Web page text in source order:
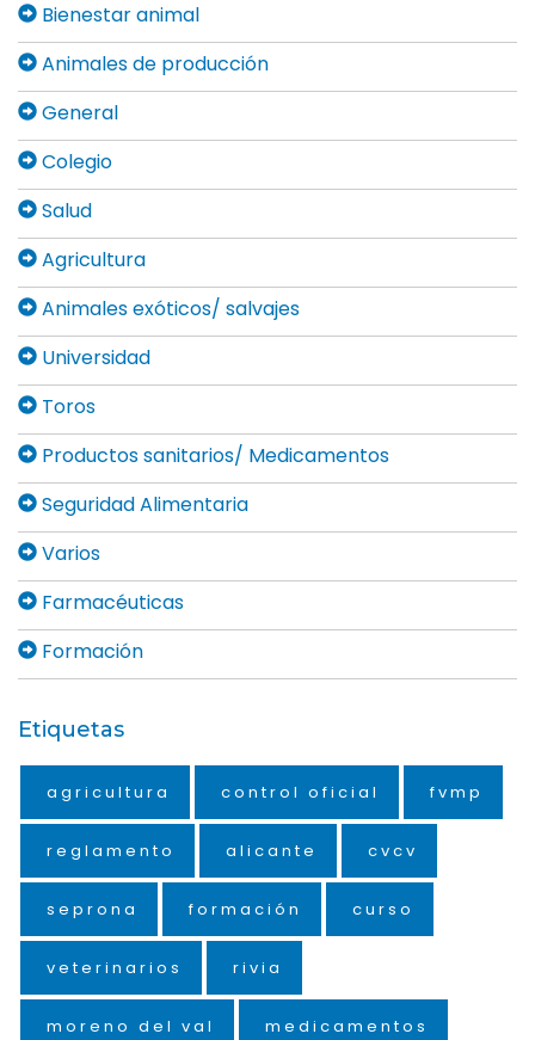
Bienestar animal
Animales de producción
General
Colegio
Salud
Agricultura
Animales exóticos/ salvajes
Universidad
Toros
Productos sanitarios/ Medicamentos
Seguridad Alimentaria
Varios
Farmacéuticas
Formación
Etiquetas
agricultura control oficial fvmp
reglamento alicante cvcv
seprona formación curso
veterinarios rivia
moreno del val medicamentos